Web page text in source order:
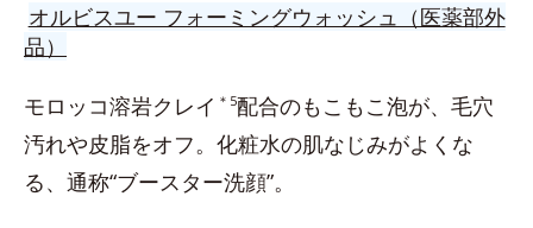
オルビスユー フォーミングウォッシュ（医薬部外
品）
モロッコ溶岩クレイ ＊5配合のもこもこ泡が、毛穴
汚れや皮脂をオフ。化粧水の肌なじみがよくな
る、通称“ブースター洗顔”。